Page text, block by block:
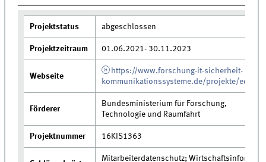
Projektstatus abgeschlossen
Projektzeitraum 01.06.2021- 30.11.2023
Webseite
https://www.forschung-it-sicherheit-
kommunikationssysteme.de/projekte/
Förderer
Bundesministerium für Forschung,
Technologie und Raumfahrt
Projektnummer 16KIS1363
Mitarbeiterdatenschutz;